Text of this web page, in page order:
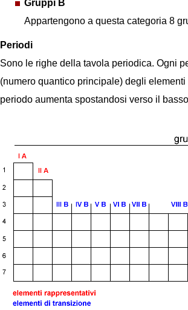
Gruppi B
Appartengono a questa categoria 8
Periodi
Sono le righe della tavola periodica. Ogni
(numero quantico principale) degli
periodo aumenta spostandosi verso il